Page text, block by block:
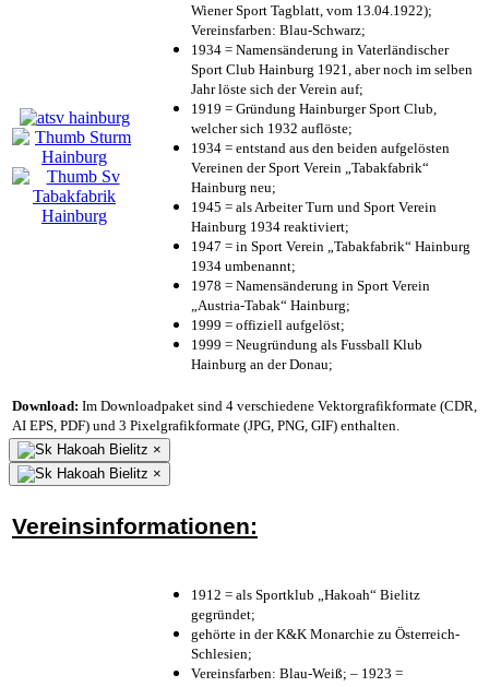
Wiener Sport Tagblatt, vom 13.04.1922);
Vereinsfarben: Blau-Schwarz;
1934 = Namensänderung in Vaterländischer
Sport Club Hainburg 1921, aber noch im selben
Jahr löste sich der Verein auf;
1919 = Gründung Hainburger Sport Club,
welcher sich 1932 auflöste;
1934 = entstand aus den beiden aufgelösten
Vereinen der Sport Verein „Tabakfabrik“
Hainburg neu;
1945 = als Arbeiter Turn und Sport Verein
Hainburg 1934 reaktiviert;
1947 = in Sport Verein „Tabakfabrik“ Hainburg
1934 umbenannt;
1978 = Namensänderung in Sport Verein
„Austria-Tabak“ Hainburg;
1999 = offiziell aufgelöst;
1999 = Neugründung als Fussball Klub
Hainburg an der Donau;
Download: Im Downloadpaket sind 4 verschiedene Vektorgrafikformate (CDR,
AI EPS, PDF) und 3 Pixelgrafikformate (JPG, PNG, GIF) enthalten.
×
×
Vereinsinformationen:
1912 = als Sportklub „Hakoah“ Bielitz
gegründet;
gehörte in der K&K Monarchie zu Österreich-
Schlesien;
Vereinsfarben: Blau-Weiß; – 1923 =